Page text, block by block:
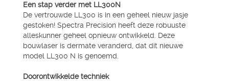
Een stap verder met LL300N
De vertrouwde LL300 is in een geheel nieuw jasje
gestoken! Spectra Precision heeft deze robuuste
alleskunner geheel opnieuw ontwikkeld. Deze
bouwlaser is dermate veranderd, dat dit nieuwe
model LL300 N is genoemd.
Doorontwikkelde techniek